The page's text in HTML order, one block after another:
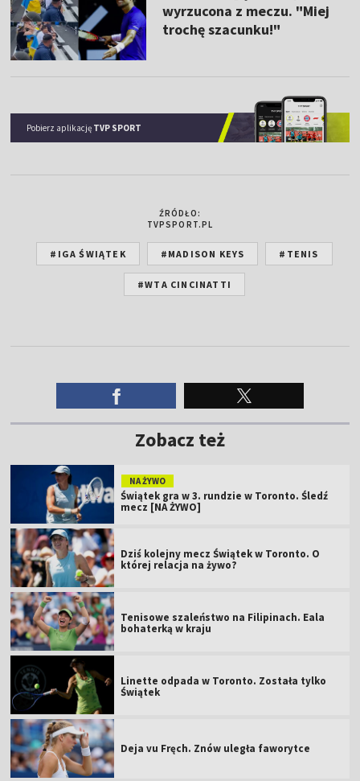
wyrzucona z meczu. "Miej
trochę szacunku!"
Pobierz aplikację TVP SPORT
ŹRÓDŁO:
TVPSPORT.PL
#IGA ŚWIĄTEK #MADISON KEYS #TENIS
#WTA CINCINATTI
Zobacz też
NA ŻYWO
Świątek gra w 3. rundzie w Toronto. Śledź
mecz [NA ŻYWO]
Dziś kolejny mecz Świątek w Toronto. O
której relacja na żywo?
Tenisowe szaleństwo na Filipinach. Eala
bohaterką w kraju
Linette odpada w Toronto. Została tylko
Świątek
Deja vu Fręch. Znów uległa faworytce